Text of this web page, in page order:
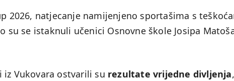
2026, natjecanje namijenjeno sportašima s
su se istaknuli učenici Osnovne škole Josipa
Vukovara ostvarili su rezultate vrijedne divljenja,